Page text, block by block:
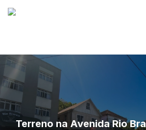
Terreno na Avenida Rio